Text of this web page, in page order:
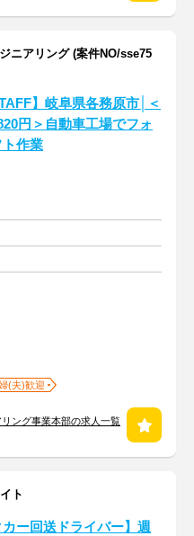
ニアリング (案件NO/sse75
】岐阜県各務原市│＜
円＞自動車工場でフォ
ト作業
(夫)歓迎
ング事業本部の求人一覧
ト
カー回送ドライバー】週